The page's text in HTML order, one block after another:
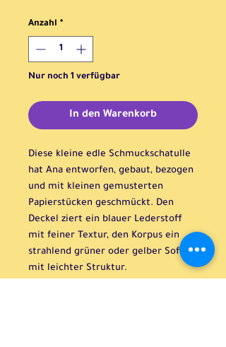
Anzahl *
Nur noch 1 verfügbar
In den Warenkorb
Diese kleine edle Schmuckschatulle
hat Ana entworfen, gebaut, bezogen
und mit kleinen gemusterten
Papierstücken geschmückt. Den
Deckel ziert ein blauer Lederstoff
mit feiner Textur, den Korpus ein
strahlend grüner oder gelber Soff
mit leichter Struktur.